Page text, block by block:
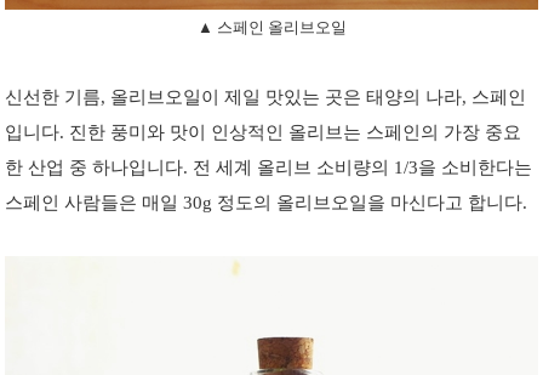
▲ 스페인 올리브오일
신선한 기름, 올리브오일이 제일 맛있는 곳은 태양의 나라, 스페인
입니다. 진한 풍미와 맛이 인상적인 올리브는 스페인의 가장 중요
한 산업 중 하나입니다. 전 세계 올리브 소비량의 1/3을 소비한다는
스페인 사람들은 매일 30g 정도의 올리브오일을 마신다고 합니다.